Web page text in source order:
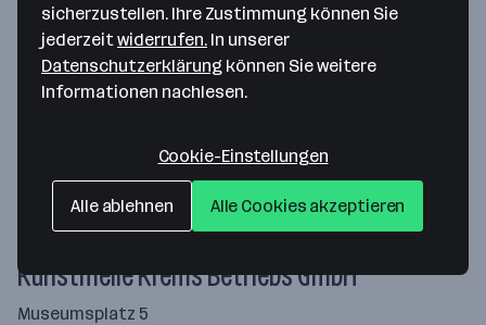
Map data ©2026 Google
Kunstmeile Krems Betriebs GmbH
Museumsplatz 5
sicherzustellen. Ihre Zustimmung können Sie
jederzeitwiderrufen. In unserer
Datenschutzerklärung können Sie weitere
Informationen nachlesen.
Cookie-Einstellungen
Alle ablehnen Alle Cookies akzeptieren